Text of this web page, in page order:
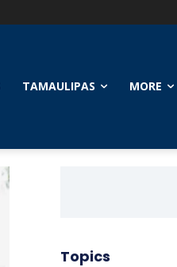
TAMAULIPAS MORE
Topics